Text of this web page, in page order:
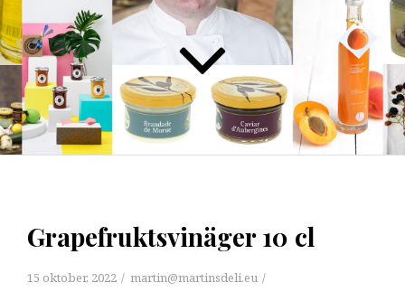
Grapefruktsvinäger 10 cl
15 oktober, 2022 martin@martinsdeli.eu